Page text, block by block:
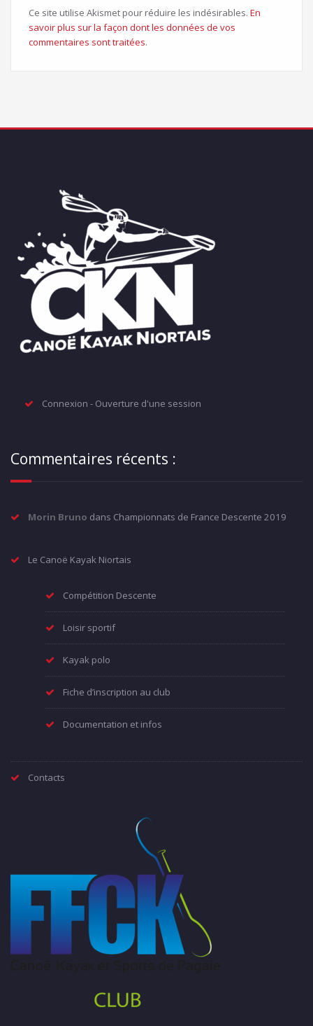
Ce site utilise Akismet pour réduire les indésirables. En
savoir plus sur la façon dont les données de vos
commentaires sont traitées.
Connexion - Ouverture d'une session
Commentaires récents :
Morin Bruno dans Championnats de France Descente 2019
Le Canoë Kayak Niortais
Compétition Descente
Loisir sportif
Kayak polo
Fiche d’inscription au club
Documentation et infos
Contacts